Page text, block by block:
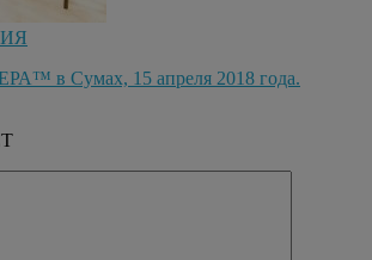
в Сумах, 15 апреля 2018 года.